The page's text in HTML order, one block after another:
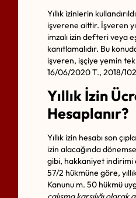
Yıllık izinlerin
işverene aittir. İşveren
imzalı izin defteri veya
kanıtlamalıdır. Bu
işveren, işçiye yemin
16/06/2020 T., 2018/
Yıllık İzin
Hesaplanır?
Yıllık izin hesabı son
izin alacağında
gibi, hakkaniyet indirimi
57/2 hükmüne göre,
Kanunu m. 50 hükmü